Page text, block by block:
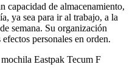
capacidad de almacenamiento,
ya sea para ir al trabajo, a la
semana. Su organización
personales en orden.
Eastpak Tecum F